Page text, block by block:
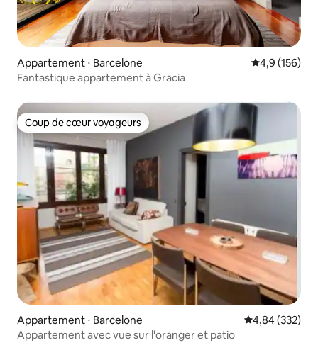
Appartement ⋅ Barcelone Évaluation
4,9 (156)
Fantastique appartement à Gracia
Coup de cœur voyageurs
Coup de cœur voyageurs
Appartement ⋅ Barcelone Évaluation
4,84 (332)
Appartement avec vue sur l'oranger et patio